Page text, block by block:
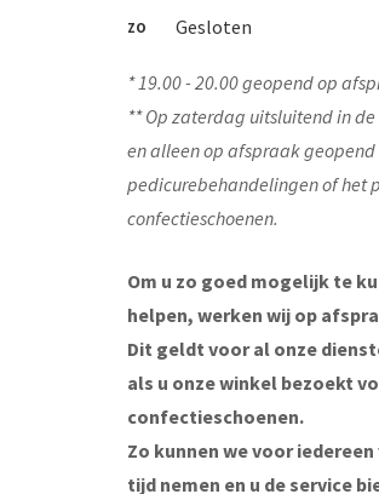
ZO Gesloten
* 19.00 - 20.00 geopend op
** Op zaterdag uitsluitend in
en alleen op afspraak geopend
pedicurebehandelingen of het
confectieschoenen.
Om u zo goed mogelijk te
helpen, werken wij op
Dit geldt voor al onze
als u onze winkel bezoekt
confectieschoenen.
Zo kunnen we voor
tijd nemen en u de service